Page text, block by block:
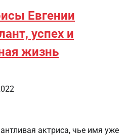
Евгении
успех и
жизнь
актриса, чье имя уже